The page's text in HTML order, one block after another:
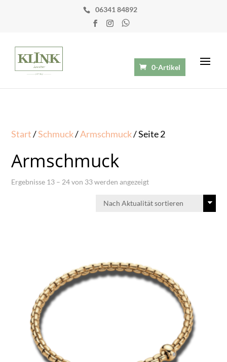
06341 84892
0-Artikel
Start/Schmuck/Armschmuck/ Seite 2
Armschmuck
Ergebnisse 13 – 24 von 33 werden angezeigtNach
sortiert